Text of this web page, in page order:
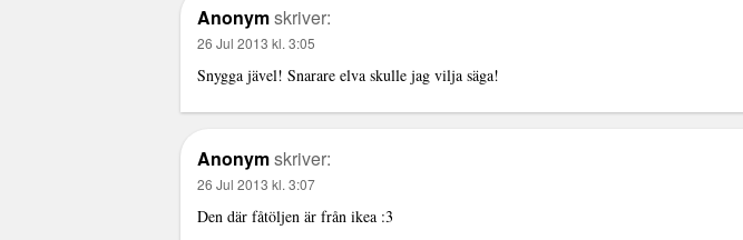
Anonymskriver:
26 Jul 2013 kl. 3:05
Snygga jävel! Snarare elva skulle jag vilja säga!
Anonymskriver:
26 Jul 2013 kl. 3:07
Den där fåtöljen är från ikea :3